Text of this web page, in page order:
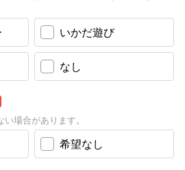
いかだ遊び
なし
場合があります。
希望なし